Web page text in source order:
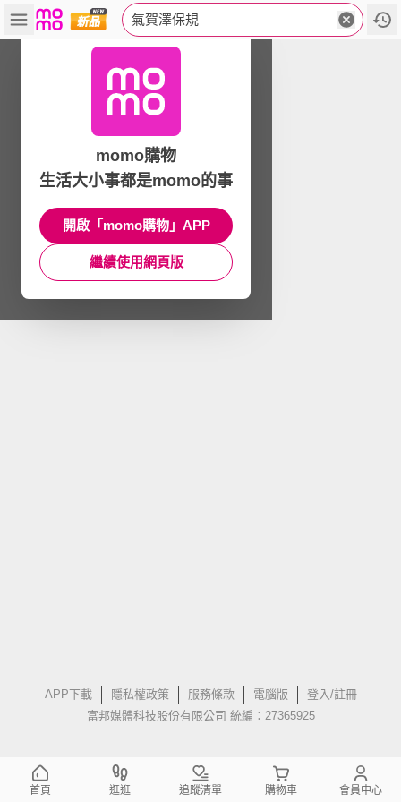
氣賀澤保規
APP下載 隱私權政策 服務條款 電腦版
登入/註冊
富邦媒體科技股份有限公司 統編：27365925
momo購物
生活大小事都是momo的事
開啟「momo購物」APP
繼續使用網頁版
首頁 逛逛 追蹤清單 購物車 會員中心